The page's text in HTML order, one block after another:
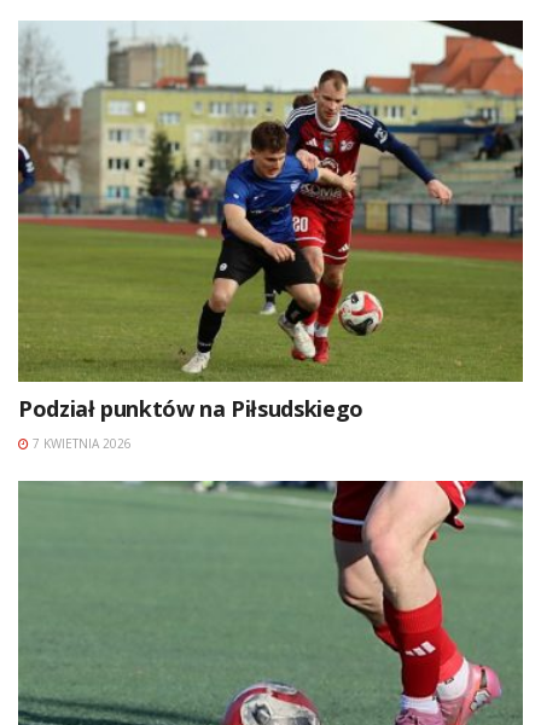
Podział punktów na Piłsudskiego
7 KWIETNIA 2026